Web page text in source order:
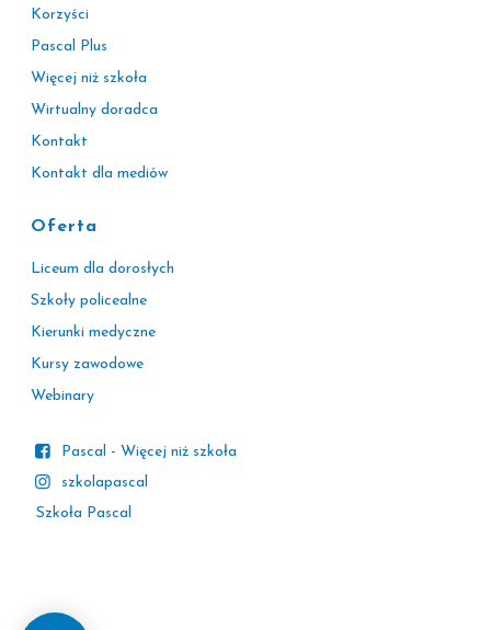
Korzyści
Pascal Plus
Więcej niż szkoła
Wirtualny doradca
Kontakt
Kontakt dla mediów
Oferta
Liceum dla dorosłych
Szkoły policealne
Kierunki medyczne
Kursy zawodowe
Webinary
Pascal - Więcej niż szkoła
szkolapascal
Szkoła Pascal